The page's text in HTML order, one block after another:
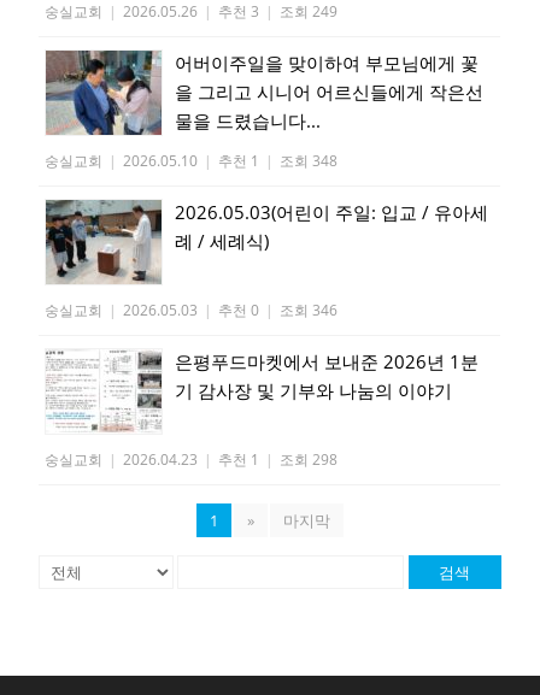
숭실교회 | 2026.05.26 | 추천 3 | 조회 249
어버이주일을 맞이하여 부모님에게 꽃
을 그리고 시니어 어르신들에게 작은선
물을 드렸습니다...
숭실교회 | 2026.05.10 | 추천 1 | 조회 348
2026.05.03(어린이 주일: 입교 / 유아세
례 / 세례식)
숭실교회 | 2026.05.03 | 추천 0 | 조회 346
은평푸드마켓에서 보내준 2026년 1분
기 감사장 및 기부와 나눔의 이야기
숭실교회 | 2026.04.23 | 추천 1 | 조회 298
1 » 마지막
검색